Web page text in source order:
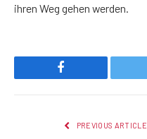
ihren Weg gehen werden.
Facebook
PREVIOUS ARTICLE